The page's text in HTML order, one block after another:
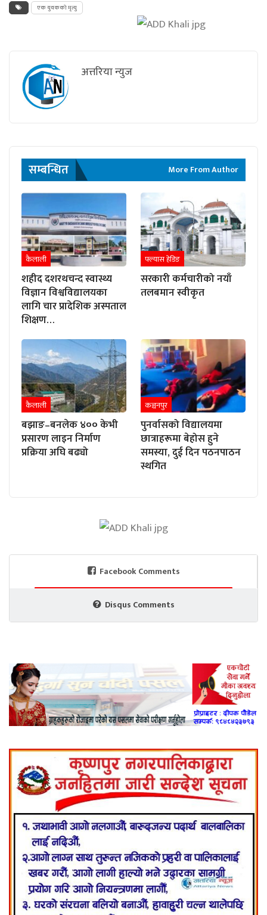
एक युवकको मृत्यु
अत्तरिया न्युज
सम्बन्धित More From Author
कैलाली
शहीद दशरथचन्द स्वास्थ्य
विज्ञान विश्वविद्यालयका
लागि चार प्रादेशिक अस्पताल
शिक्षण…
फ्ल्यास हेडिङ
सरकारी कर्मचारीको नयाँ
तलबमान स्वीकृत
कैलाली
बझाङ–बनलेक ४०० केभी
प्रसारण लाइन निर्माण
प्रक्रिया अघि बढ्यो
कञ्चनपुर
पुनर्वासको विद्यालयमा
छात्राहरूमा बेहोस हुने
समस्या, दुई दिन पठनपाठन
स्थगित
Facebook Comments
Disqus Comments